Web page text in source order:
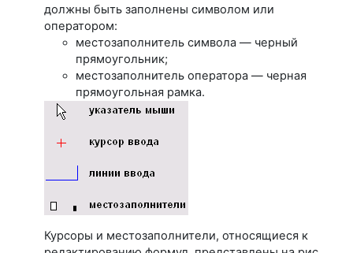
должны быть заполнены символом или
оператором:
местозаполнитель символа — черный
прямоугольник;
местозаполнитель оператора — черная
прямоугольная рамка.
Курсоры и местозаполнители, относящиеся к